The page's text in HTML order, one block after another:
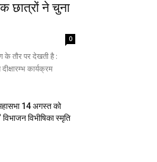
छात्रों ने चुना
0
के तौर पर देखती है :
कार्यक्रम
14 अगस्त को
विभाजन विभीषिका स्मृति